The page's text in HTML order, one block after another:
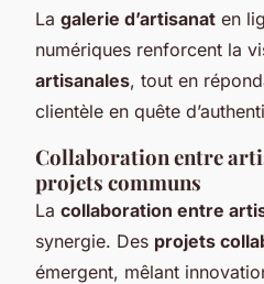
La galerie d’artisanat en
numériques renforcent la
artisanales, tout en
clientèle en quête
Collaboration entre
projets communs
La collaboration entre
synergie. Des projets
émergent, mêlant